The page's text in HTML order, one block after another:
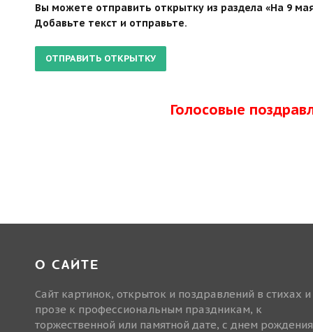
Вы можете отправить открытку из раздела «На 9
Добавьте текст и отправьте.
Голосовые
О САЙТЕ
Сайт картинок, открыток и поздравлений в стихах и
прозе к профессиональным праздникам, к
торжественной или памятной дате, с днем